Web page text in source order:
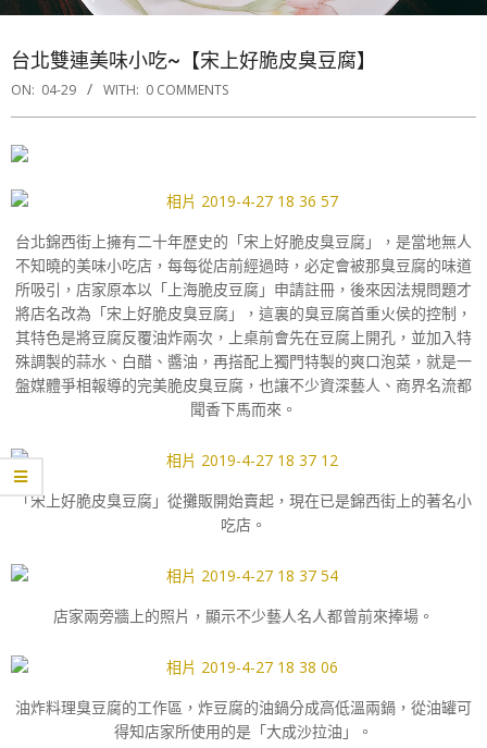
台北雙連美味小吃~【宋上好脆皮臭豆腐】
ON: 04-29 WITH: 0 COMMENTS
台北錦西街上擁有二十年歷史的「宋上好脆皮臭豆腐」，是當地無人
不知曉的美味小吃店，每每從店前經過時，必定會被那臭豆腐的味道
所吸引，店家原本以「上海脆皮豆腐」申請註冊，後來因法規問題才
將店名改為「宋上好脆皮臭豆腐」，這裏的臭豆腐首重火侯的控制，
其特色是將豆腐反覆油炸兩次，上桌前會先在豆腐上開孔，並加入特
殊調製的蒜水、白醋、醬油，再搭配上獨門特製的爽口泡菜，就是一
盤媒體爭相報導的完美脆皮臭豆腐，也讓不少資深藝人、商界名流都
聞香下馬而來。
「宋上好脆皮臭豆腐」從攤販開始賣起，現在已是錦西街上的著名小
吃店。
店家兩旁牆上的照片，顯示不少藝人名人都曾前來捧場。
油炸料理臭豆腐的工作區，炸豆腐的油鍋分成高低溫兩鍋，從油罐可
得知店家所使用的是「大成沙拉油」。